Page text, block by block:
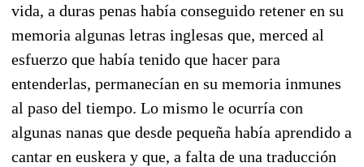
vida, a duras penas había conseguido retener en su
memoria algunas letras inglesas que, merced al
esfuerzo que había tenido que hacer para
entenderlas, permanecían en su memoria inmunes
al paso del tiempo. Lo mismo le ocurría con
algunas nanas que desde pequeña había aprendido a
cantar en euskera y que, a falta de una traducción